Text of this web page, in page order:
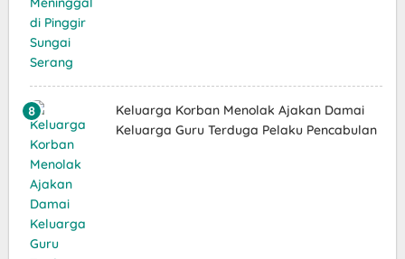
Keluarga Korban Menolak Ajakan Damai
Keluarga Guru Terduga Pelaku Pencabulan